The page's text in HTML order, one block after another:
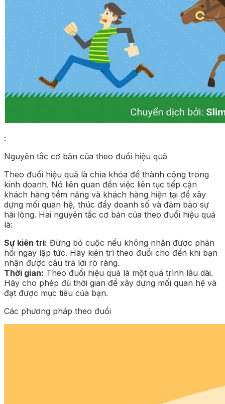
:
Nguyên tắc cơ bản của theo đuổi hiệu quả
Theo đuổi hiệu quả là chìa khóa để thành công trong
kinh doanh. Nó liên quan đến việc liên tục tiếp cận
khách hàng tiềm năng và khách hàng hiện tại để xây
dựng mối quan hệ, thúc đẩy doanh số và đảm bảo sự
hài lòng. Hai nguyên tắc cơ bản của theo đuổi hiệu quả
là:
Sự kiên trì: Đừng bỏ cuộc nếu không nhận được phản
hồi ngay lập tức. Hãy kiên trì theo đuổi cho đến khi bạn
nhận được câu trả lời rõ ràng.
Thời gian: Theo đuổi hiệu quả là một quá trình lâu dài.
Hãy cho phép đủ thời gian để xây dựng mối quan hệ và
đạt được mục tiêu của bạn.
Các phương pháp theo đuổi